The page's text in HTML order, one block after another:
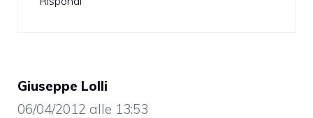
Giuseppe Lolli
06/04/2012 alle 13:53